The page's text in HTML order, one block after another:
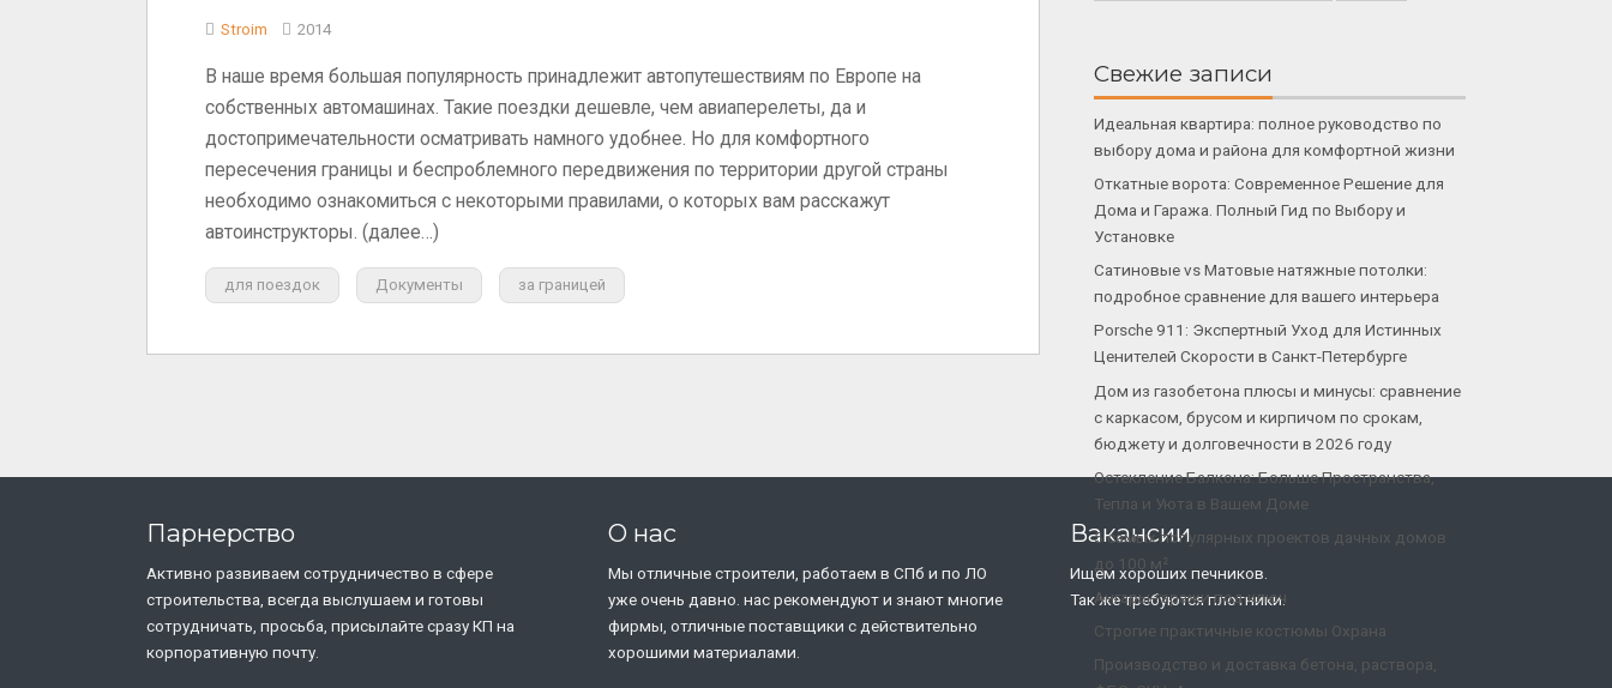
Stroim 2014
В наше время большая популярность принадлежит автопутешествиям по Европе на
собственных автомашинах. Такие поездки дешевле, чем авиаперелеты, да и
достопримечательности осматривать намного удобнее. Но для комфортного
пересечения границы и беспроблемного передвижения по территории другой страны
необходимо ознакомиться с некоторыми правилами, о которых вам расскажут
автоинструкторы. (далее…)
для поездок Документы за границей
Свежие записи
Идеальная квартира: полное руководство по
выбору дома и района для комфортной жизни
Откатные ворота: Современное Решение для
Дома и Гаража. Полный Гид по Выбору и
Установке
Сатиновые vs Матовые натяжные потолки:
подробное сравнение для вашего интерьера
Porsche 911: Экспертный Уход для Истинных
Ценителей Скорости в Санкт-Петербурге
Дом из газобетона плюсы и минусы: сравнение
с каркасом, брусом и кирпичом по срокам,
бюджету и долговечности в 2026 году
Остекление Балкона: Больше Пространства,
Тепла и Уюта в Вашем Доме
5 самых популярных проектов дачных домов
до 100 м²
Ангары-гаражи под ключ
Строгие практичные костюмы Охрана
Производство и доставка бетона, раствора,
Парнерство
Активно развиваем сотрудничество в сфере
строительства, всегда выслушаем и готовы
сотрудничать, просьба, присылайте сразу КП на
корпоративную почту.
О нас
Мы отличные строители, работаем в СПб и по ЛО
уже очень давно. нас рекомендуют и знают многие
фирмы, отличные поставщики с действительно
хорошими материалами.
Вакансии
Ищем хороших печников.
Так же требуются плотники.